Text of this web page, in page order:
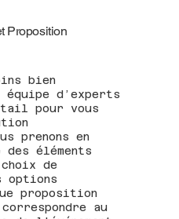
Proposition
bien
d’experts
pour vous
prenons en
des éléments
de
options
proposition
au